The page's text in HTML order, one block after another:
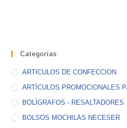
Categorías
ARTICULOS DE CONFECCION
ARTÍCULOS PROMOCIONALES
BOLÍGRAFOS - RESALTADORES
BOLSOS MOCHILAS NECESER